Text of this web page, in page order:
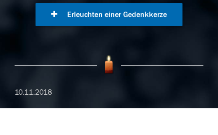
Erleuchten einer Gedenkkerze
10.11.2018